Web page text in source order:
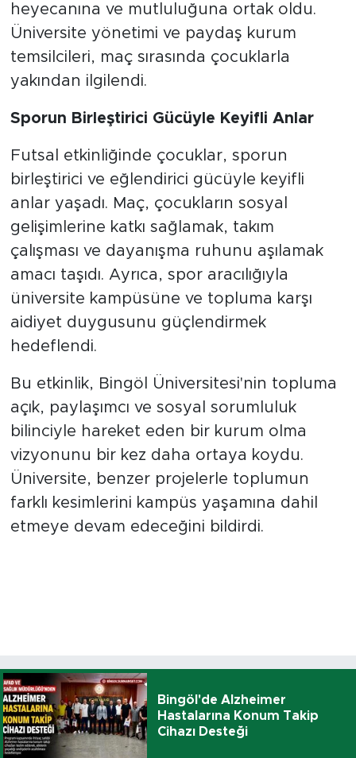
heyecanına ve mutluluğuna ortak oldu.
Üniversite yönetimi ve paydaş kurum
temsilcileri, maç sırasında çocuklarla
yakından ilgilendi.
Sporun Birleştirici Gücüyle Keyifli Anlar
Futsal etkinliğinde çocuklar, sporun
birleştirici ve eğlendirici gücüyle keyifli
anlar yaşadı. Maç, çocukların sosyal
gelişimlerine katkı sağlamak, takım
çalışması ve dayanışma ruhunu aşılamak
amacı taşıdı. Ayrıca, spor aracılığıyla
üniversite kampüsüne ve topluma karşı
aidiyet duygusunu güçlendirmek
hedeflendi.
Bu etkinlik, Bingöl Üniversitesi'nin topluma
açık, paylaşımcı ve sosyal sorumluluk
bilinciyle hareket eden bir kurum olma
vizyonunu bir kez daha ortaya koydu.
Üniversite, benzer projelerle toplumun
farklı kesimlerini kampüs yaşamına dahil
etmeye devam edeceğini bildirdi.
Bingöl'de Alzheimer
Hastalarına Konum Takip
Cihazı Desteği